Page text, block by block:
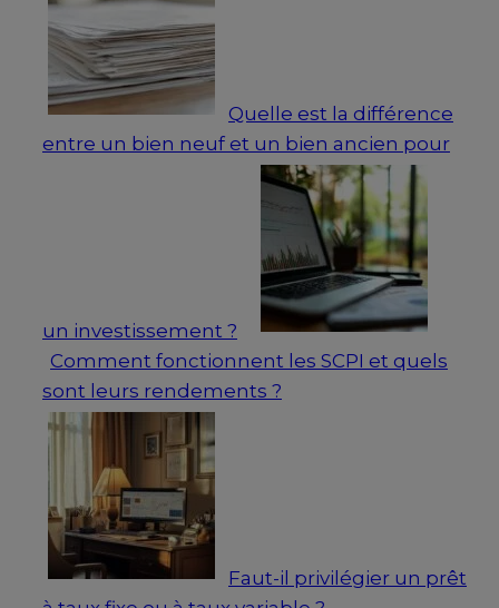
Quelle est la différence
entre un bien neuf et un bien ancien pour
un investissement ?
Comment fonctionnent les SCPI et quels
sont leurs rendements ?
Faut-il privilégier un prêt